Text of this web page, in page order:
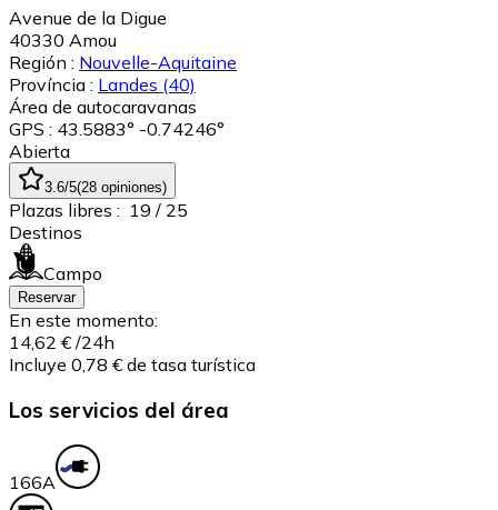
Avenue de la Digue
40330 Amou
Región : Nouvelle-Aquitaine
Província : Landes (40)
Área de autocaravanas
GPS : 43.5883° -0.74246°
Abierta
3.6/5(28 opiniones)
Plazas libres : 19 / 25
Destinos
Campo
Reservar
En este momento:
14,62 € /24h
Incluye 0,78 € de tasa turística
Los servicios del área
166A